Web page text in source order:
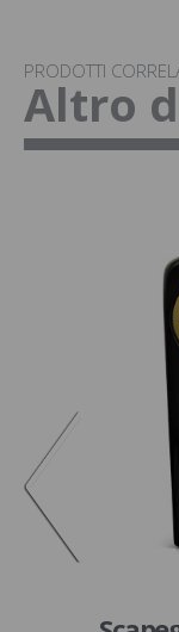
PRODOTTI
Altro